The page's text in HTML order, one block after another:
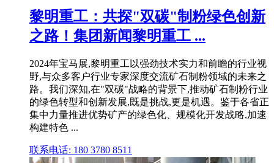
黎明重工：共探"双碳"制粉绿色创新
之路！集团新闻黎明重工 ...
2024年宝马展,黎明重工以强劲技术实力和前瞻的行业视
野,与众多客户行业专家深度交流矿石制粉领域的未来之
路。我们深知,在"双碳"战略的背景下,推动矿石制粉行业
的绿色转型和创新发展,既是挑战,更是机遇。鉴于各省正
集中力量推进优势矿产的绿色化、规模化开发战略,加速
构建特色 ...
联系电话: 180 3780 8511